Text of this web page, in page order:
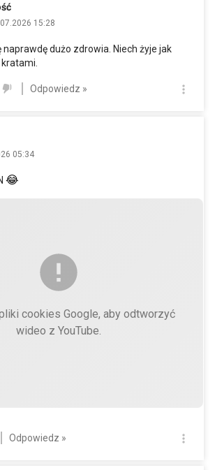
15:28
naprawdę dużo zdrowia. Niech żyje jak
kratami.
Odpowiedz »
05:34
😂
cookies Google, aby odtworzyć
wideo z YouTube.
Odpowiedz »